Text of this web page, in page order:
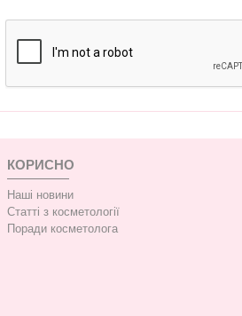
КОРИСНО
Наші новини
Статті з косметології
Поради косметолога